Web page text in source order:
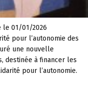
le 01/01/2026
pour l’autonomie des
une nouvelle
destinée à financer les
pour l’autonomie.